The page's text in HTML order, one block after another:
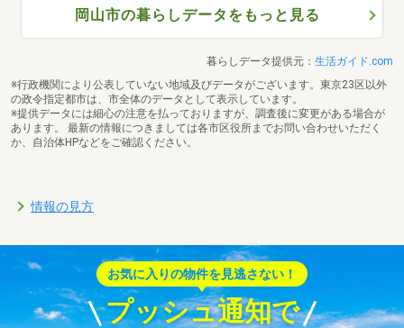
岡山市の暮らしデータをもっと見る
暮らしデータ提供元： 生活ガイド.com
※行政機関により公表していない地域及びデータがございます。東京23区以外
の政令指定都市は、市全体のデータとして表示しています。
※提供データには細心の注意を払っておりますが、調査後に変更がある場合が
あります。 最新の情報につきましては各市区役所までお問い合わせいただく
か、自治体HPなどをご確認ください。
情報の見方
お気に入りの物件を見逃さない！
プッシュ通知で